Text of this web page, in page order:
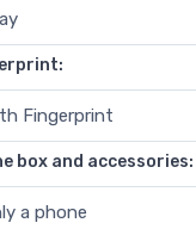
:
box and accessories: